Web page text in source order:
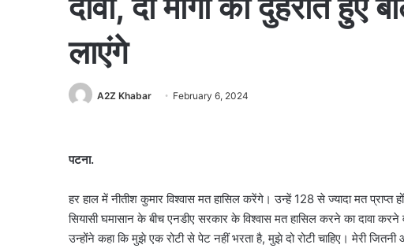
लाएंगे
A2Z Khabar February 6, 2024
पटना.
हर हाल में नीतीश कुमार विश्वास मत हासिल करेंगे। उन्हें 128 से ज्यादा मत प्राप्त
सियासी घमासान के बीच एनडीए सरकार के विश्वास मत हासिल करने का दावा करने
उन्होंने कहा कि मुझे एक रोटी से पेट नहीं भरता है, मुझे दो रोटी चाहिए। मेरी